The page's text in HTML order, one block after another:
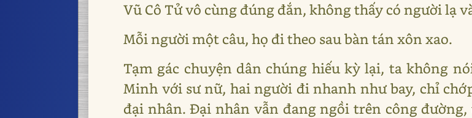
Vũ Cô Tử vô cùng đúng đắn, không thấy có người lạ
Mỗi người một câu, họ đi theo sau bàn tán xôn xao.
Tạm gác chuyện dân chúng hiếu kỳ lại, ta không
Minh với sư nữ, hai người đi nhanh như bay, chỉ
đại nhân. Đại nhân vẫn đang ngồi trên công